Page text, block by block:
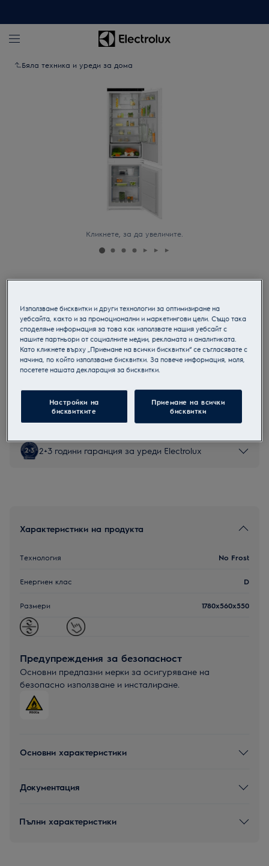
Бяла техника и уреди за дома
Кликнете, за да увеличите.
ENA7CD18S
за вграждане
Продуктов информационен лист
Инструкциите за безопасност и предупрежденията за
безопасност съгласно регламент на ЕС 2023/988 са
изброени в глава 1 и 2 на ръководството за потребителя.
За безопасно използване на продукта прочетете
пълното ръководство за потребителя.
2+3 години гаранция за уреди Electrolux
Характеристики на продукта
Технология No Frost
Енергиен клас D
Размери 1780x560x550
Предупреждения за безопасност
Основни предпазни мерки за осигуряване на
безопасно използване и инсталиране.
Основни характеристики
Документация
Пълни характеристики
Използваме бисквитки и други технологии за оптимизиране на
уебсайта, както и за промоционални и маркетингови цели. Също така
споделяме информация за това как използвате нашия уебсайт с
нашите партньори от социалните медии, рекламата и аналитиката.
Като кликнете върху „Приемане на всички бисквитки“ се съгласявате с
начина, по който използваме бисквитки. За повече информация, моля,
посетете нашата декларация за бисквитки.
Настройки на
бисквитките
Приемане на всички
бисквитки